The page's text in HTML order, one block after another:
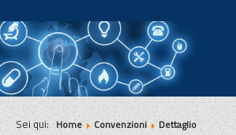
|||
Sei qui:Home Convenzioni Dettaglio